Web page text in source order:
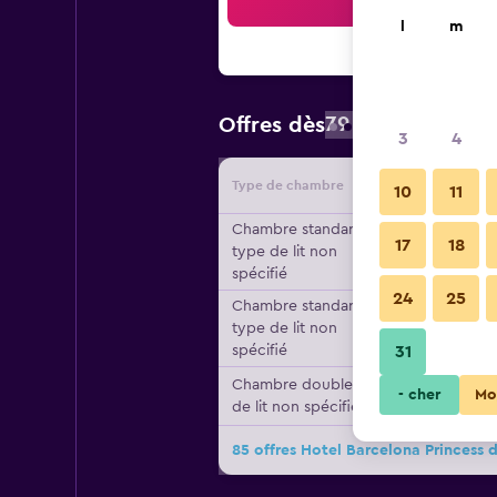
Offres dès79 €
Type de chambre
Chambre standard,
type de lit non
spécifié
Chambre standard,
type de lit non
spécifié
Chambre double, type
de lit non spécifié
85 offres Hotel Barcelona Princess
m
3 4
10 11
17 18
24 25
31
- cher